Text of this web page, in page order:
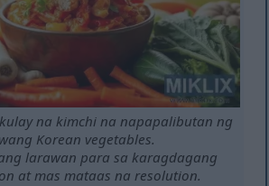
na kimchi na napapalibutan ng
Korean vegetables.
larawan para sa karagdagang
at mas mataas na resolution.